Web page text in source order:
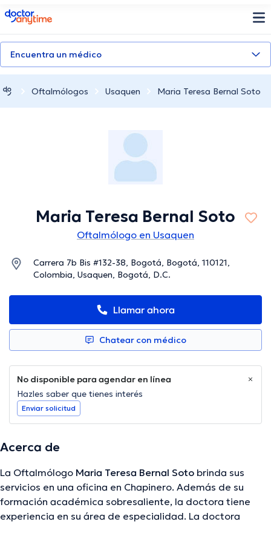
doctoranytime
Encuentra un médico
Oftalmólogos Usaquen Maria Teresa Bernal Soto
Maria Teresa Bernal Soto
Oftalmólogo en Usaquen
Carrera 7b Bis #132-38, Bogotá, Bogotá, 110121,
Colombia, Usaquen, Bogotá, D.C.
Llamar ahora
Chatear con médico
No disponible para agendar en línea
Hazles saber que tienes interés
Enviar solicitud
Acerca de
La Oftalmólogo Maria Teresa Bernal Soto brinda sus
servicios en una oficina en Chapinero. Además de su
formación académica sobresaliente, la doctora tiene
experiencia en su área de especialidad. La doctora